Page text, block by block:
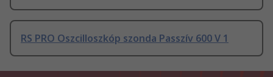
RS PRO Oszcilloszkóp szonda Passzív 600 V 1